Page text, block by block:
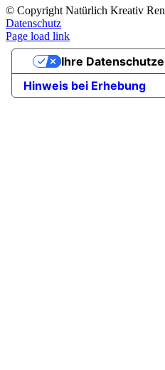
© Copyright Natürlich Kreativ
Datenschutz
Facebook
Instagram
Page load link
Nach
Hinweis bei Erhebung
Ihre